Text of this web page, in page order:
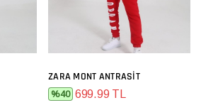
ZARA MONT ANTRASIT
%40 699.99 TL